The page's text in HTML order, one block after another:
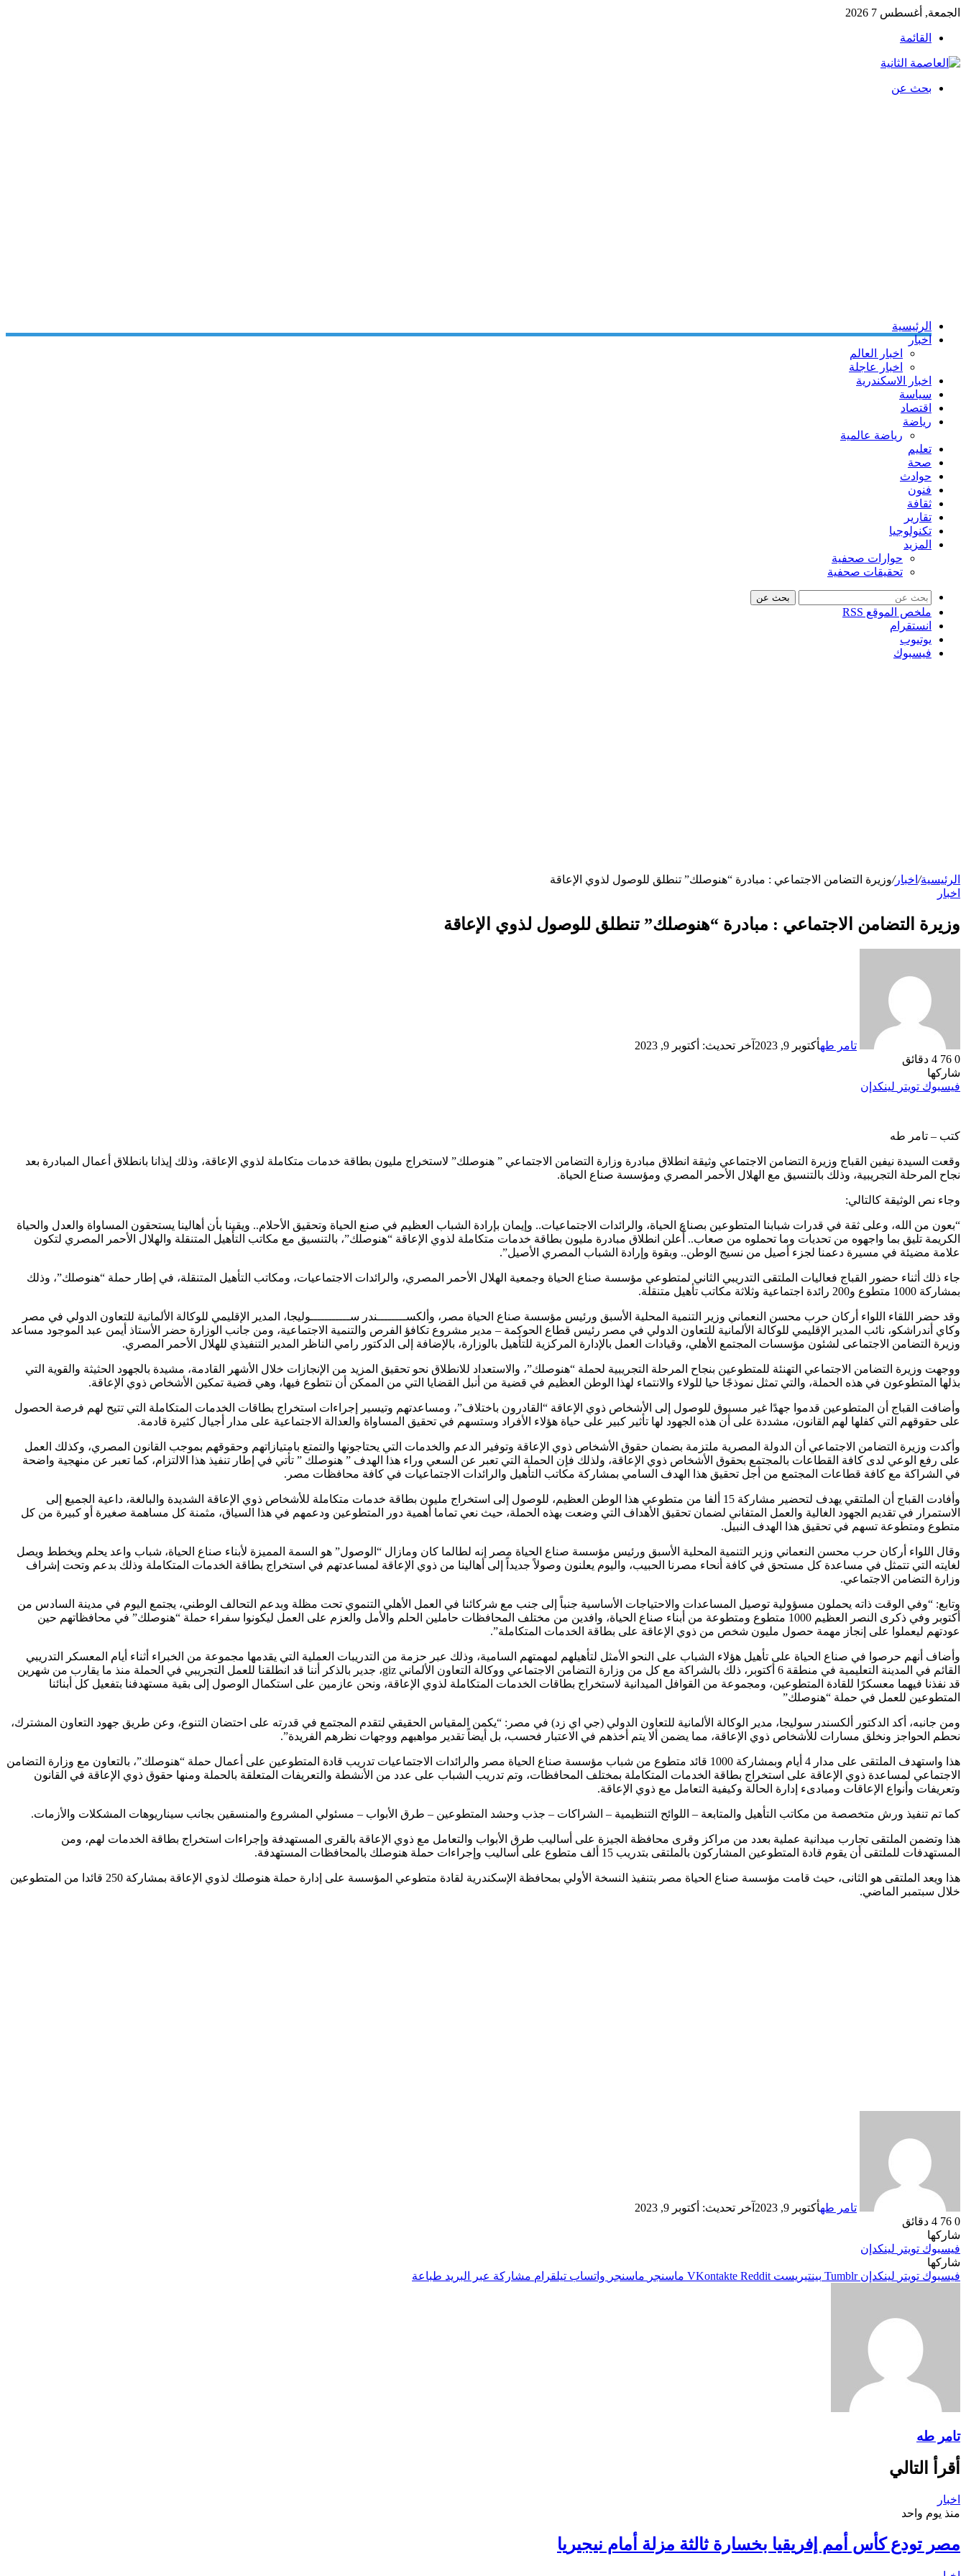
الجمعة, أغسطس 7 2026
القائمة
بحث عن
الرئيسية
اخبار
اخبار العالم
اخبار عاجلة
اخبار الاسكندرية
سياسة
اقتصاد
رياضة
رياضة عالمية
تعليم
صحة
حوادث
فنون
ثقافة
تقارير
تكنولوجيا
المزيد
حوارات صحفية
تحقيقات صحفية
بحث عن
ملخص الموقع RSS
انستقرام
يوتيوب
فيسبوك
الرئيسية/ اخبار/وزيرة التضامن الاجتماعي : مبادرة “هنوصلك” تنطلق للوصول لذوي الإعاقة
اخبار
وزيرة التضامن الاجتماعي : مبادرة “هنوصلك” تنطلق للوصول لذوي الإعاقة
تامر طهأكتوبر 9, 2023
آخر تحديث: أكتوبر 9, 2023
0
4 دقائق
شاركها
فيسبوك تويتر لينكدإن
كتب – تامر طه
وقعت السيدة نيفين القباج وزيرة التضامن الاجتماعي وثيقة انطلاق مبادرة وزارة التضامن الاجتماعي ” هنوصلك” لاستخراج مليون بطاقة خدمات متكاملة لذوي الإعاقة، وذلك إيذانا بانطلاق أعمال المبادرة بعد
نجاح المرحلة التجريبية، وذلك بالتنسيق مع الهلال الأحمر المصري ومؤسسة صناع الحياة.
وجاء نص الوثيقة كالتالي:
“بعون من الله، وعلى ثقة في قدرات شبابنا المتطوعين بصناع الحياة، والرائدات الاجتماعيات.. وإيمان بإرادة الشباب العظيم في صنع الحياة وتحقيق الأحلام.. ويقينا بأن أهالينا يستحقون المساواة والعدل والحياة
الكريمة تليق بما واجهوه من تحديات وما تحملوه من صعاب.. أُعلن انطلاق مبادرة مليون بطاقة خدمات متكاملة لذوي الإعاقة “هنوصلك”، بالتنسيق مع مكاتب التأهيل المتنقلة والهلال الأحمر المصري لتكون
علامة مضيئة في مسيرة دعمنا لجزء أصيل من نسيج الوطن.. وبقوة وإرادة الشباب المصري الأصيل”.
جاء ذلك أثناء حضور القباج فعاليات الملتقى التدريبي الثاني لمتطوعي مؤسسة صناع الحياة وجمعية الهلال الأحمر المصري، والرائدات الاجتماعيات، ومكاتب التأهيل المتنقلة، في إطار حملة “هنوصلك”، وذلك
بمشاركة 1000 متطوع و200 رائدة اجتماعية وثلاثة مكاتب تأهيل متنقلة.
وقد حضر اللقاء اللواء أركان حرب محسن النعماني وزير التنمية المحلية الأسبق ورئيس مؤسسة صناع الحياة مصر، وألكســــــــندر ســـــــــــوليجا، المدير الإقليمي للوكالة الألمانية للتعاون الدولي في مصر
وكاي أندراشكو، نائب المدير الإقليمي للوكالة الألمانية للتعاون الدولي في مصر رئيس قطاع الحوكمة – مدير مشروع تكافؤ الفرص والتنمية الاجتماعية، ومن جانب الوزارة حضر الأستاذ أيمن عبد الموجود مساعد
وزيرة التضامن الاجتماعى لشئون مؤسسات المجتمع الأهلي، وقيادات العمل بالإدارة المركزية للتأهيل بالوزارة، بالإضافة إلى الدكتور رامي الناظر المدير التنفيذي للهلال الأحمر المصري.
ووجهت وزيرة التضامن الاجتماعي التهنئة للمتطوعين بنجاح المرحلة التجريبية لحملة “هنوصلك”، والاستعداد للانطلاق نحو تحقيق المزيد من الإنجازات خلال الأشهر القادمة، مشيدة بالجهود الحثيثة والقوية التي
بذلها المتطوعون في هذه الحملة، والتي تمثل نموذجًا حيا للولاء والانتماء لهذا الوطن العظيم في قضية من أنبل القضايا التي من الممكن أن نتطوع فيها، وهي قضية تمكين الأشخاص ذوي الإعاقة.
وأضافت القباج أن المتطوعين قدموا جهدًا غير مسبوق للوصول إلى الأشخاص ذوي الإعاقة “القادرون باختلاف”، ومساعدتهم وتيسير إجراءات استخراج بطاقات الخدمات المتكاملة التي تتيح لهم فرصة الحصول
على حقوقهم التي كفلها لهم القانون، مشددة على أن هذه الجهود لها تأثير كبير على حياة هؤلاء الأفراد وستسهم في تحقيق المساواة والعدالة الاجتماعية على مدار أجيال كثيرة قادمة.
وأكدت وزيرة التضامن الاجتماعي أن الدولة المصرية ملتزمة بضمان حقوق الأشخاص ذوي الإعاقة وتوفير الدعم والخدمات التي يحتاجونها والتمتع بامتيازاتهم وحقوقهم بموجب القانون المصري، وكذلك العمل
على رفع الوعي لدى كافة القطاعات بالمجتمع بحقوق الأشخاص ذوي الإعاقة، ولذلك فإن الحملة التي تعبر عن السعي وراء هذا الهدف ” هنوصلك ” تأتي في إطار تنفيذ هذا الالتزام، كما تعبر عن منهجية واضحة
في الشراكة مع كافة قطاعات المجتمع من أجل تحقيق هذا الهدف السامي بمشاركة مكاتب التأهيل والرائدات الاجتماعيات في كافة محافظات مصر.
وأفادت القباج أن الملتقي يهدف لتحضير مشاركة 15 ألفا من متطوعي هذا الوطن العظيم، للوصول إلى استخراج مليون بطاقة خدمات متكاملة للأشخاص ذوي الإعاقة الشديدة والبالغة، داعية الجميع إلى
الاستمرار في تقديم الجهود الغالية والعمل المتفاني لضمان تحقيق الأهداف التي وضعت بهذه الحملة، حيث نعي تماما أهمية دور المتطوعين ودعمهم في هذا السياق، مثمنة كل مساهمة صغيرة أو كبيرة من كل
متطوع ومتطوعة تسهم في تحقيق هذا الهدف النبيل.
وقال اللواء أركان حرب محسن النعماني وزير التنمية المحلية الأسبق ورئيس مؤسسة صناع الحياة مصر إنه لطالما كان ومازال “الوصول” هو السمة المميزة لأبناء صناع الحياة، شباب واعد يحلم ويخطط ويصل
لغايته التي تتمثل في مساعدة كل مستحق في كافة أنحاء مصرنا الحبيب، واليوم يعلنون وصولاً جديداً إلى أهالينا من ذوي الإعاقة لمساعدتهم في استخراج بطاقة الخدمات المتكاملة وذلك بدعم وتحت إشراف
وزارة التضامن الاجتماعي.
وتابع: “وفي الوقت ذاته يحملون مسؤولية توصيل المساعدات والاحتياجات الأساسية جنباً إلى جنب مع شركائنا في العمل الأهلي التنموي تحت مظلة وبدعم التحالف الوطني، يجتمع اليوم في مدينة السادس من
أكتوبر وفي ذكرى النصر العظيم 1000 متطوع ومتطوعة من أبناء صناع الحياة، وافدين من مختلف المحافظات حاملين الحلم والأمل والعزم على العمل ليكونوا سفراء حملة “هنوصلك” في محافظاتهم حين
عودتهم ليعملوا على إنجاز مهمة حصول مليون شخص من ذوي الإعاقة على بطاقة الخدمات المتكاملة”.
وأضاف أنهم حرصوا في صناع الحياة على تأهيل هؤلاء الشباب على النحو الأمثل لتأهيلهم لمهمتهم السامية، وذلك عبر حزمة من التدريبات العملية التي يقدمها مجموعة من الخبراء أثناء أيام المعسكر التدريبي
القائم في المدينة التعليمية في منطقة 6 أكتوبر، ذلك بالشراكة مع كل من وزارة التضامن الاجتماعي ووكالة التعاون الألماني giz، جدير بالذكر أننا قد انطلقنا للعمل التجريبي في الحملة منذ ما يقارب من شهرين
قد نفذنا فيهما معسكرًا للقادة المتطوعين، ومجموعة من القوافل الميدانية لاستخراج بطاقات الخدمات المتكاملة لذوي الإعاقة، ونحن عازمين على استكمال الوصول إلى بقية مستهدفنا بتفعيل كل أبنائنا
المتطوعين للعمل في حملة “هنوصلك”
ومن جانبه، أكد الدكتور ألكسندر سوليجا، مدير الوكالة الألمانية للتعاون الدولي (جي اي زد) في مصر: “يكمن المقياس الحقيقي لتقدم المجتمع في قدرته على احتضان التنوع، وعن طريق جهود التعاون المشترك،
نحطم الحواجز ونخلق مسارات للأشخاص ذوي الإعاقة، مما يضمن ألا يتم أخذهم في الاعتبار فحسب، بل أيضاً تقدير مواهبهم ووجهات نظرهم الفريدة”.
هذا واستهدف الملتقى على مدار 4 أيام وبمشاركة 1000 قائد متطوع من شباب مؤسسة صناع الحياة مصر والرائدات الاجتماعيات تدريب قادة المتطوعين على أعمال حملة “هنوصلك”، بالتعاون مع وزارة التضامن
الاجتماعي لمساعدة ذوي الإعاقة على استخراج بطاقة الخدمات المتكاملة بمختلف المحافظات، وتم تدريب الشباب على عدد من الأنشطة والتعريفات المتعلقة بالحملة ومنها حقوق ذوي الإعاقة في القانون
وتعريفات وأنواع الإعاقات ومبادىء إدارة الحالة وكيفية التعامل مع ذوي الإعاقة.
كما تم تنفيذ ورش متخصصة من مكاتب التأهيل والمتابعة – اللوائح التنظيمية – الشراكات – جذب وحشد المتطوعين – طرق الأبواب – مسئولي المشروع والمنسقين بجانب سيناريوهات المشكلات والأزمات.
هذا وتضمن الملتقى تجارب ميدانية عملية بعدد من مراكز وقرى محافظة الجيزة على أساليب طرق الأبواب والتعامل مع ذوي الإعاقة بالقرى المستهدفة وإجراءات استخراج بطاقة الخدمات لهم، ومن
المستهدفات للملتقى أن يقوم قادة المتطوعين المشاركون بالملتقى بتدريب 15 ألف متطوع على أساليب وإجراءات حملة هنوصلك بالمحافظات المستهدفة.
هذا ويعد الملتقى هو الثانى، حيث قامت مؤسسة صناع الحياة مصر بتنفيذ النسخة الأولي بمحافظة الإسكندرية لقادة متطوعي المؤسسة على إدارة حملة هنوصلك لذوي الإعاقة بمشاركة 250 قائدا من المتطوعين
خلال سبتمبر الماضي.
تامر طهأكتوبر 9, 2023
آخر تحديث: أكتوبر 9, 2023
0
4 دقائق
شاركها
فيسبوك تويتر لينكدإن
شاركها
فيسبوك تويتر لينكدإن بينتيريست ماسنجر ماسنجر واتساب تيلقرام مشاركة عبر البريد طباعة
تامر طه
أقرأ التالي
اخبار
منذ يوم واحد
مصر تودع كأس أمم إفريقيا بخسارة ثالثة مزلة أمام نيجيريا